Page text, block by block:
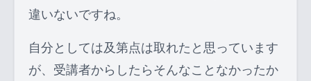
違いないですね。
自分としては及第点は取れたと思っています
が、受講者からしたらそんなことなかったか